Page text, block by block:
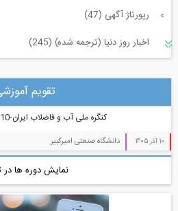
رپورتاژ آگهی (47)
اخبار روز دنیا (ترجمه شده) (245)
آب، راه، محیط زیست (91)
تقویم آموزشی
کنگره ملی آب و فاضلاب ایران-10 تا 12 آذر 1405
دانشگاه صنعتی امیرکبیر
نمایش دوره ها در